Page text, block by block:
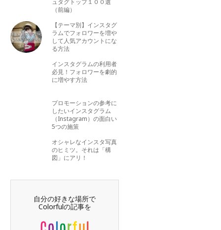
ュタグトップ１００選
（前編）
【テーマ別】インスタグ
ラムでフォロワーを増や
して人気アカウントにな
る方法
インスタグラムの利用者
必見！フォロワーを劇的
に増やす方法
プロモーションの参考に
したいインスタグラム
（Instagram）の面白い
5つの施策
オシャレなインスタ写真
のヒミツ。それは「構
図」にアリ！
自分の好きな場所で
Colorfulの記事を